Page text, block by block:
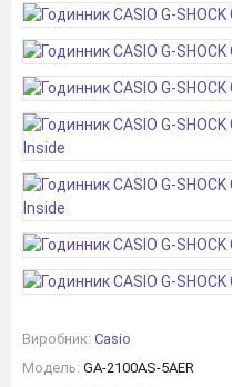
Виробник: Casio
Модель: GA-2100AS-5AER